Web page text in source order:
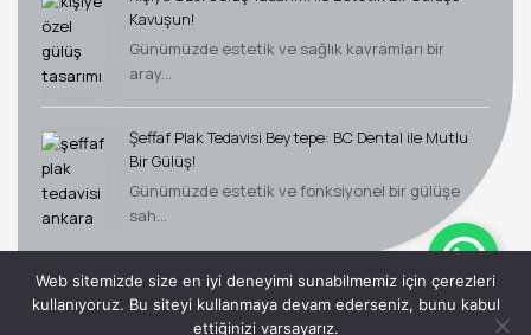
Kavuşun!
Günümüzde estetik ve sağlık kavramları bir
aray...
Şeffaf Plak Tedavisi Beytepe: BC Dental ile Mutlu
Bir Gülüş!
Günümüzde estetik ve fonksiyonel bir gülüşe
sah...
Web sitemizde size en iyi deneyimi sunabilmemiz için çerezleri
kullanıyoruz. Bu siteyi kullanmaya devam ederseniz, bunu kabul
ettiğinizi varsayarız.